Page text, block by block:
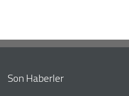
Son Haberler